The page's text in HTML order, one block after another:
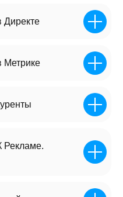
Директе
Метрике
Рекламе.